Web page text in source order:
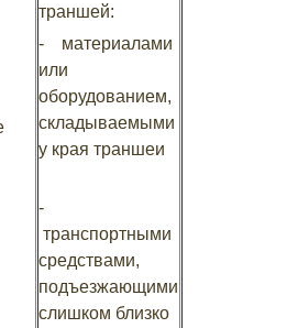
траншей:
- материалами
или
оборудованием,
складываемыми
у края траншеи
-
транспортными
средствами,
подъезжающими
слишком близко